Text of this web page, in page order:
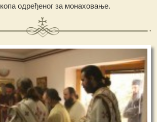
одређеног за монаховање.